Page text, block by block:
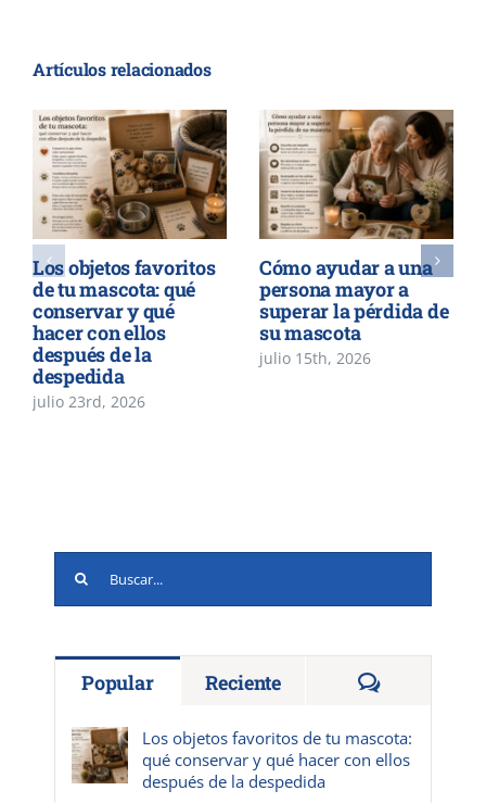
Artículos relacionados
Los objetos favoritos
de tu mascota: qué
conservar y qué
hacer con ellos
después de la
despedida
julio 23rd, 2026
Cómo ayudar a una
persona mayor a
superar la pérdida de
su mascota
julio 15th, 2026
Popular Reciente
Los objetos favoritos de tu mascota:
qué conservar y qué hacer con ellos
después de la despedida